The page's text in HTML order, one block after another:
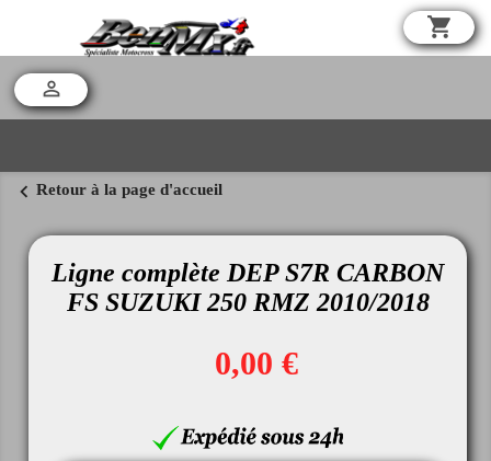
shopping_cart

chevron_left Retour à la page d'accueil
Ligne complète DEP S7R CARBON
FS SUZUKI 250 RMZ 2010/2018
0,00 €